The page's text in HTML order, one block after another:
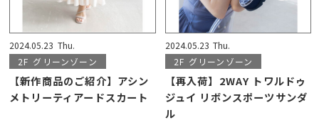
2024.05.23 Thu.
2F グリーンゾーン
【新作商品のご紹介】アシン
メトリーティアードスカート
2024.05.23 Thu.
2F グリーンゾーン
【再入荷】2WAY トワルドゥ
ジュイ リボンスポーツサンダ
ル